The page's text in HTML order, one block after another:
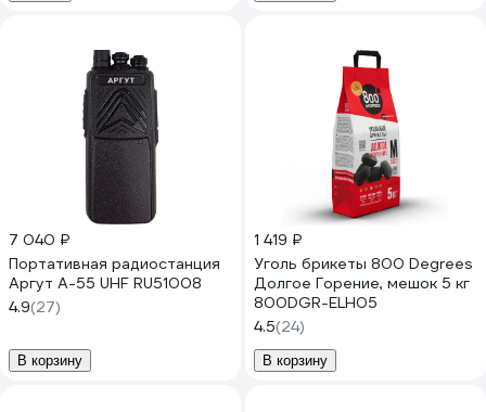
7 040 ₽
Портативная радиостанция
Аргут А-55 UHF RU51008
4.9(27)
В корзину
1 419 ₽
Уголь брикеты 800 Degrees
Долгое Горение, мешок 5 кг
800DGR-ELH05
4.5(24)
В корзину